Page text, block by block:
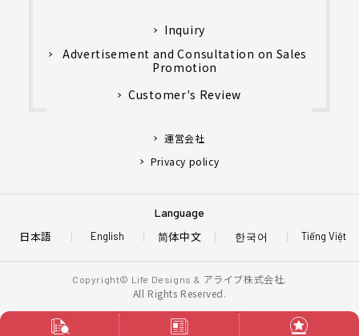
Inquiry
Advertisement and Consultation on Sales
Promotion
Customer's Review
運営会社
Privacy policy
Language
日本語 English Tiếng Việt
简体中文 한국어
Copyright© Life Designs & アライブ株式会社.
All Rights Reserved.